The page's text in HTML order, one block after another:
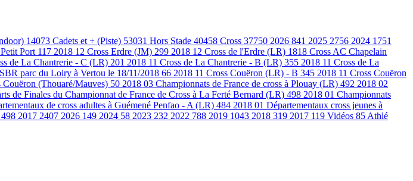
14073 Cadets et + (Piste) 53031 Hors Stade 40458 Cross 37750 2026 841 2025 2756 2024 1751
Port 117 2018 12 Cross Erdre (JM) 299 2018 12 Cross de l'Erdre (LR) 1818 Cross AC Chapelain
de La Chantrerie - C (LR) 201 2018 11 Cross de La Chantrerie - B (LR) 355 2018 11 Cross de La
parc du Loiry à Vertou le 18/11/2018 66 2018 11 Cross Couëron (LR) - B 345 2018 11 Cross Couëron
Couëron (Thouaré/Mauves) 50 2018 03 Championnats de France de cross à Plouay (LR) 492 2018 02
de Finales du Championnat de France de Cross à La Ferté Bernard (LR) 498 2018 01 Championnats
de cross adultes à Guémené Penfao - A (LR) 484 2018 01 Départementaux cross jeunes à
498 2017 2407 2026 149 2024 58 2023 232 2022 788 2019 1043 2018 319 2017 119 Vidéos 85 Athlé